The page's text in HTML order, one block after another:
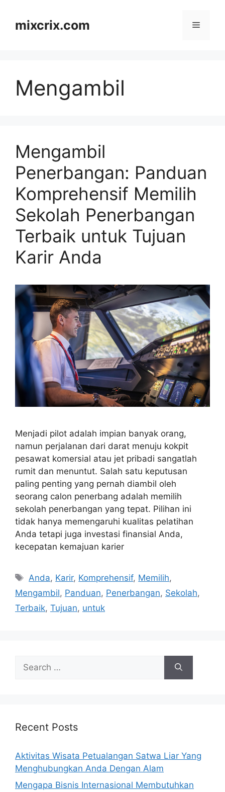
contentmixcrix.com Menu
Mengambil
Mengambil
Penerbangan: Panduan
Komprehensif Memilih
Sekolah Penerbangan
Terbaik untuk Tujuan
Karir Anda
Menjadi pilot adalah impian banyak orang,
namun perjalanan dari darat menuju kokpit
pesawat komersial atau jet pribadi sangatlah
rumit dan menuntut. Salah satu keputusan
paling penting yang pernah diambil oleh
seorang calon penerbang adalah memilih
sekolah penerbangan yang tepat. Pilihan ini
tidak hanya memengaruhi kualitas pelatihan
Anda tetapi juga investasi finansial Anda,
kecepatan kemajuan karier
Tags
Anda, Karir, Komprehensif, Memilih,
Mengambil, Panduan, Penerbangan, Sekolah,
Terbaik, Tujuan, untuk
for:
Recent Posts
Aktivitas Wisata Petualangan Satwa Liar Yang
Menghubungkan Anda Dengan Alam
Mengapa Bisnis Internasional Membutuhkan